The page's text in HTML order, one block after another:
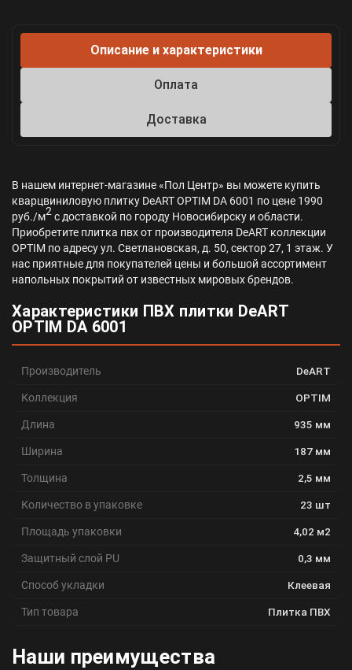
Описание и характеристики
Оплата
Доставка
В нашем интернет-магазине «Пол Центр» вы можете купить
кварцвиниловую плитку DeART OPTIM DA 6001 по цене 1990
руб./м2с доставкой по городу Новосибирску и области.
Приобретите плитка пвх от производителя DeART коллекции
OPTIM по адресу ул. Светлановская, д. 50, сектор 27, 1 этаж. У
нас приятные для покупателей цены и большой ассортимент
напольных покрытий от известных мировых брендов.
Характеристики ПВХ плитки DeART
OPTIM DA 6001
Производитель DeART
Коллекция OPTIM
Длина 935 мм
Ширина 187 мм
Толщина 2,5 мм
Количество в упаковке 23 шт
Площадь упаковки 4,02 м2
Защитный слой PU 0,3 мм
Способ укладки Клеевая
Тип товара Плитка ПВХ
Наши преимущества